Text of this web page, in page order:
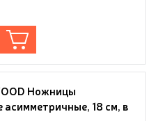
Ножницы
асимметричные, 18 см, в